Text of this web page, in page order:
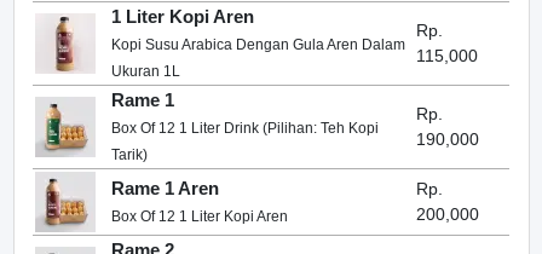
1 Liter Kopi Aren
Kopi Susu Arabica Dengan Gula Aren Dalam
Ukuran 1L
Rp.
115,000
Rame 1
Box Of 12 1 Liter Drink (Pilihan: Teh Kopi
Tarik)
Rp.
190,000
Rame 1 Aren
Box Of 12 1 Liter Kopi Aren
Rp.
200,000
Rame 2